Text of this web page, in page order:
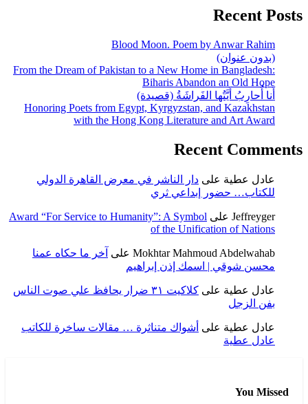
Recent Posts
Blood Moon. Poem by Anwar Rahim
(بدون عنوان)
From the Dream of Pakistan to a New Home in Bangladesh:
Biharis Abandon an Old Hope
أَنا أُحارِبُ أَيَّتُها الفَراشَةُ (قصيدة)
Honoring Poets from Egypt, Kyrgyzstan, and Kazakhstan
with the Hong Kong Literature and Art Award
Recent Comments
عادل عطية على دار الناشر في معرض القاهرة الدولي
للكتاب… حضور إبداعي ثري
Jeffreyger على Award “For Service to Humanity”: A Symbol
of the Unification of Nations
Mokhtar Mahmoud Abdelwahab على آخر ما حكاه عمنا
محسن شوقي | اسمك إذن إبراهيم
عادل عطية على
كلاكيت ٣١ ضرار يحافظ علي صوت الناس
بفن الزجل
عادل عطية على أشواك متناثرة … مقالات ساخرة للكاتب
عادل عطية
You Missed